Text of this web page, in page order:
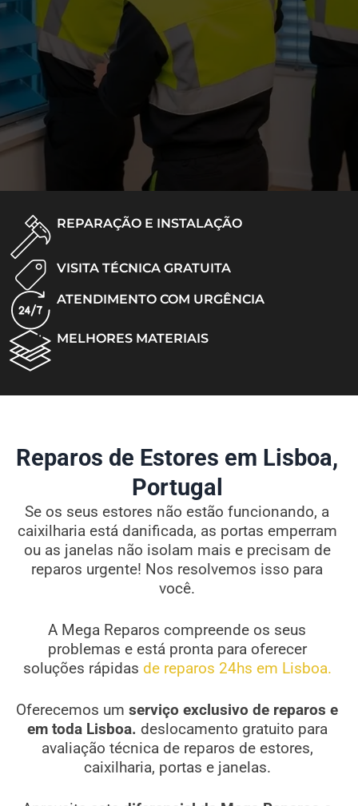
REPARAÇÃO E INSTALAÇÃO
VISITA TÉCNICA GRATUITA
ATENDIMENTO COM URGÊNCIA
MELHORES MATERIAIS
Reparos de Estores em Lisboa,
Portugal
Se os seus estores não estão funcionando, a
caixilharia está danificada, as portas emperram
ou as janelas não isolam mais e precisam de
reparos urgente! Nos resolvemos isso para
você.
A Mega Reparos compreende os seus
problemas e está pronta para oferecer
soluções rápidas de reparos 24hs em Lisboa.
Oferecemos um serviço exclusivo de reparos e
em toda Lisboa. deslocamento gratuito para
avaliação técnica de reparos de estores,
caixilharia, portas e janelas.